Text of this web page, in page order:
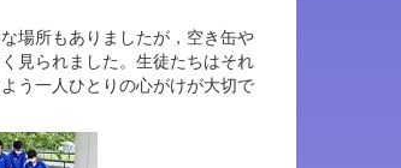
場所もありましたが，空き缶や
見られました。生徒たちはそれ
う一人ひとりの心がけが大切で